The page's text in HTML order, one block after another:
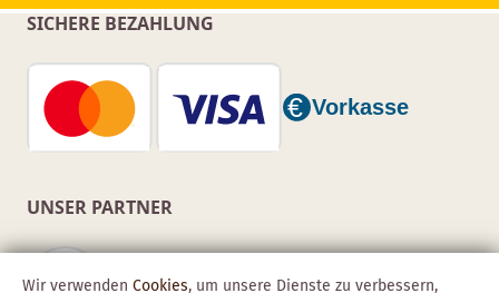
SICHERE BEZAHLUNG
UNSER PARTNER
Wir verwenden Cookies, um unsere Dienste zu verbessern,